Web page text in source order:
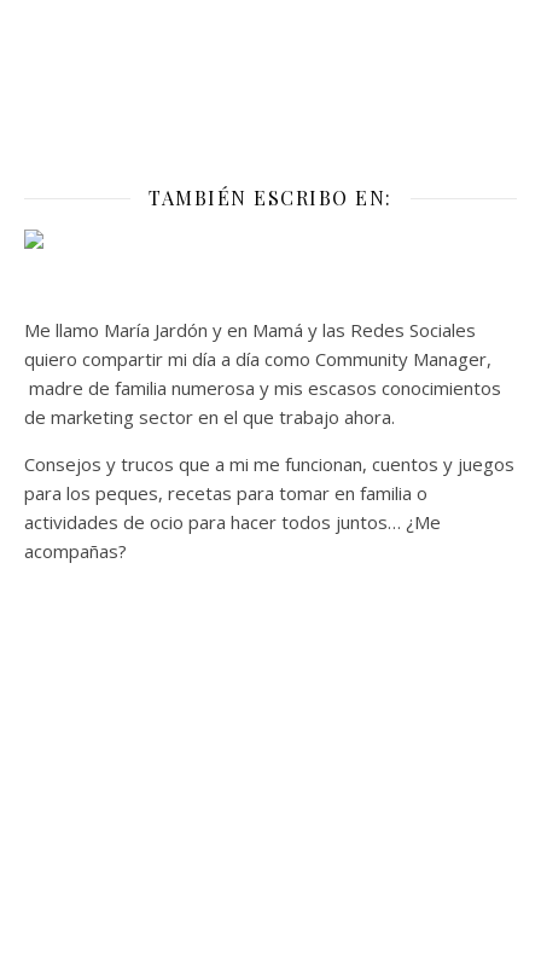
TAMBIÉN ESCRIBO EN:
Me llamo María Jardón y en Mamá y las Redes Sociales
quiero compartir mi día a día como Community Manager,
madre de familia numerosa y mis escasos conocimientos
de marketing sector en el que trabajo ahora.
Consejos y trucos que a mi me funcionan, cuentos y juegos
para los peques, recetas para tomar en familia o
actividades de ocio para hacer todos juntos… ¿Me
acompañas?